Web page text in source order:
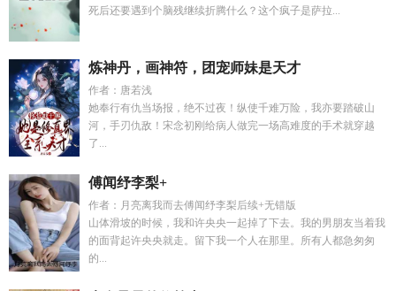
死后还要遇到个脑残继续折腾什么？这个疯子是萨拉...
炼神丹，画神符，团宠师妹是天才
作者：唐若浅
她奉行有仇当场报，绝不过夜！纵使千难万险，我亦要踏破山
河，手刃仇敌！宋念初刚给病人做完一场高难度的手术就穿越
了...
傅闻纾李梨+
作者：月亮离我而去傅闻纾李梨后续+无错版
山体滑坡的时候，我和许央央一起掉了下去。我的男朋友当着我
的面背起许央央就走。留下我一个人在那里。所有人都急匆匆
的...